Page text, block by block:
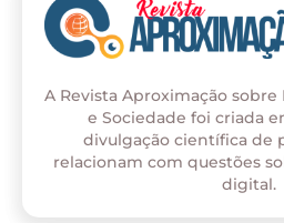
A Revista Aproximação sobre
e Sociedade foi criada
divulgação científica de
relacionam com questões
digital.